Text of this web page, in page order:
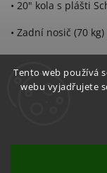
Tento web používá
webu vyjadřujete
• 20" kola s plášti
• Zadní nosič (70
• Volitelně ve verzi
Immenso, blatníky,
• Univerzální